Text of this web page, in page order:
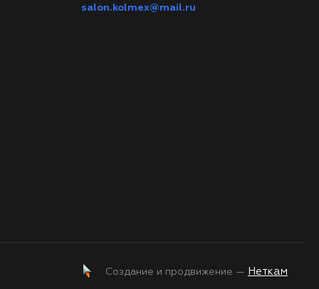
salon.kolmex@mail.ru
Создание и продвижение — Неткам